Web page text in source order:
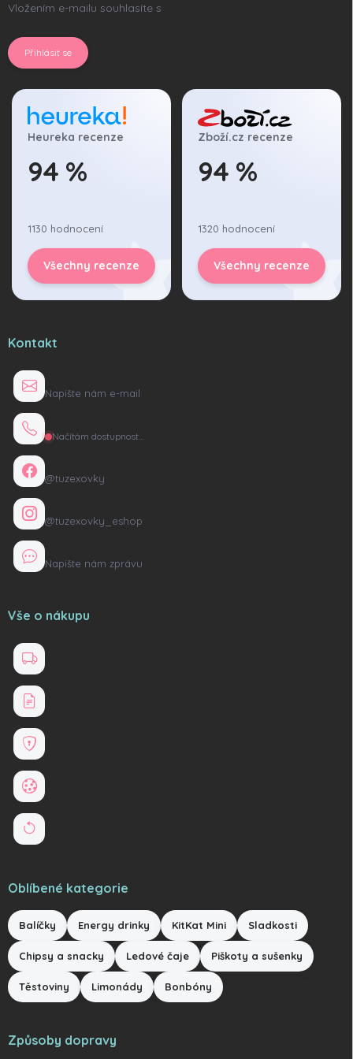
Vložením e-mailu souhlasíte s
Přihlásit se
Heureka recenze
94 %
1130 hodnocení
Všechny recenze
Zboží.cz recenze
94 %
1320 hodnocení
Všechny recenze
Kontakt
Napište nám e-mail
Načítám dostupnost…
@tuzexovky
@tuzexovky_eshop
Napište nám zprávu
Vše o nákupu
Oblíbené kategorie
Balíčky Energy drinky KitKat Mini Sladkosti
Chipsy a snacky Ledové čaje Piškoty a sušenky
Těstoviny Limonády Bonbóny
Způsoby dopravy